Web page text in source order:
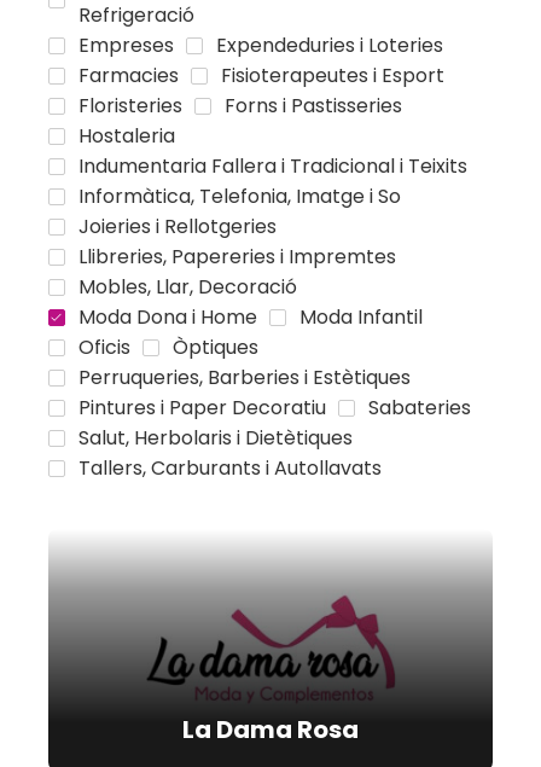
Refrigeració
Empreses
Expendeduries i Loteries
Farmacies
Fisioterapeutes i Esport
Floristeries
Forns i Pastisseries
Hostaleria
Indumentaria Fallera i Tradicional i Teixits
Informàtica, Telefonia, Imatge i So
Joieries i Rellotgeries
Llibreries, Papereries i Impremtes
Mobles, Llar, Decoració
Moda Dona i Home
Moda Infantil
Oficis
Òptiques
Perruqueries, Barberies i Estètiques
Pintures i Paper Decoratiu
Sabateries
Salut, Herbolaris i Dietètiques
Tallers, Carburants i Autollavats
La Dama Rosa